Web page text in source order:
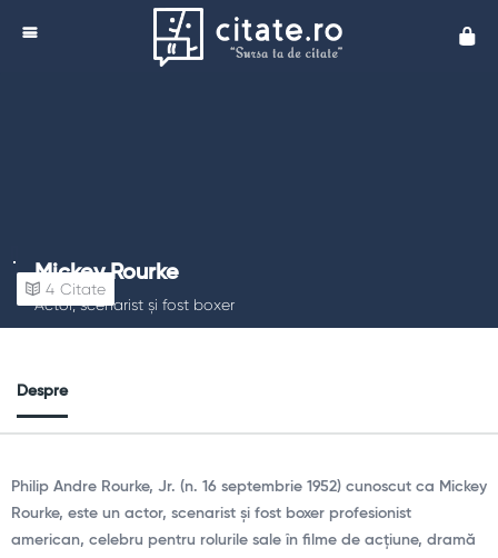
Mickey Rourke
Actor, scenarist și fost boxer
4 Citate
Despre
Philip Andre Rourke, Jr. (n. 16 septembrie 1952) cunoscut ca Mickey
Rourke, este un actor, scenarist și fost boxer profesionist
american, celebru pentru rolurile sale în filme de acțiune, dramă